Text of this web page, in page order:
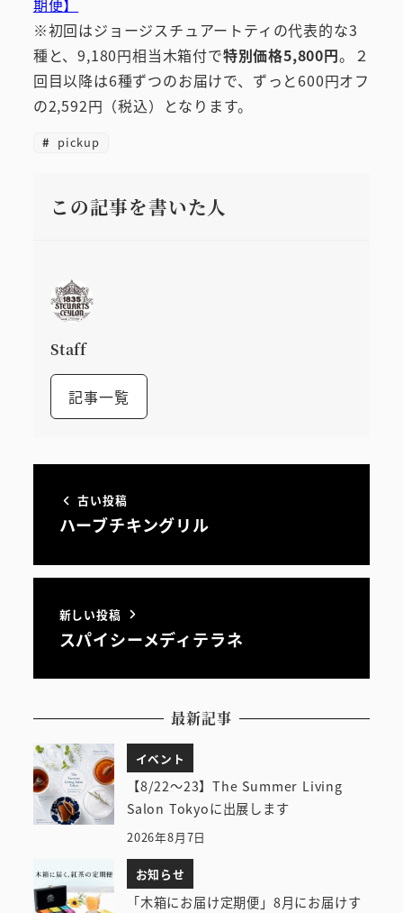
※初回はジョージスチュアートティの代表的な3
種と、9,180円相当木箱付で特別価格5,800円。２
回目以降は6種ずつのお届けで、ずっと600円オフ
の2,592円（税込）となります。
pickup
この記事を書いた人
Staff
記事一覧
古い投稿
ハーブチキングリル
新しい投稿
スパイシーメディテラネ
最新記事
イベント
【8/22～23】The Summer Living
Salon Tokyoに出展します
2026年8月7日
お知らせ
「木箱にお届け定期便」8月にお届けす